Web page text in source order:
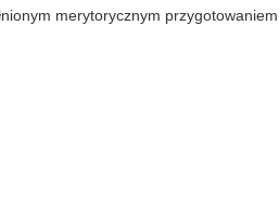
merytorycznym przygotowaniem